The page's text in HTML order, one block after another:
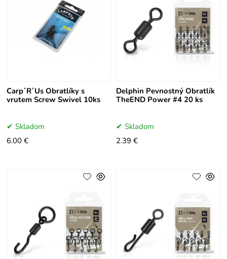
Carp´R´Us Obratlíky s
vrutem Screw Swivel 10ks
Skladom
6.00 €
Delphin Pevnostný Obratlík
TheEND Power #4 20 ks
Skladom
2.39 €